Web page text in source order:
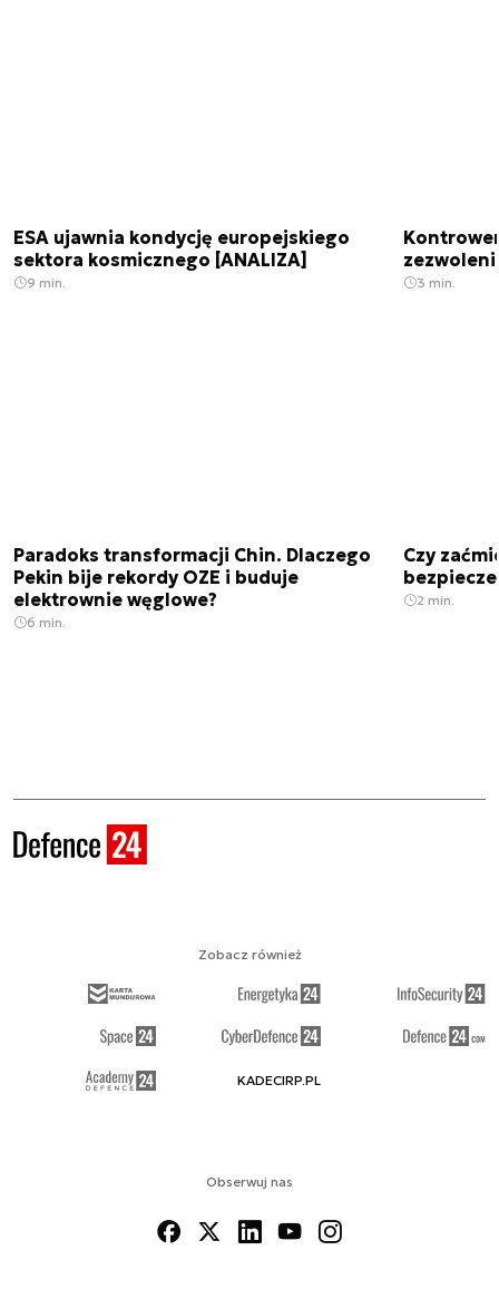
ESA ujawnia kondycję europejskiego
sektora kosmicznego [ANALIZA]
9 min. 3 min.
Paradoks transformacji Chin. Dlaczego
Pekin bije rekordy OZE i buduje
elektrownie węglowe?
6 min.
Czy
2 min.
Obserwuj nas
Zobacz również
KADECIRP.PL